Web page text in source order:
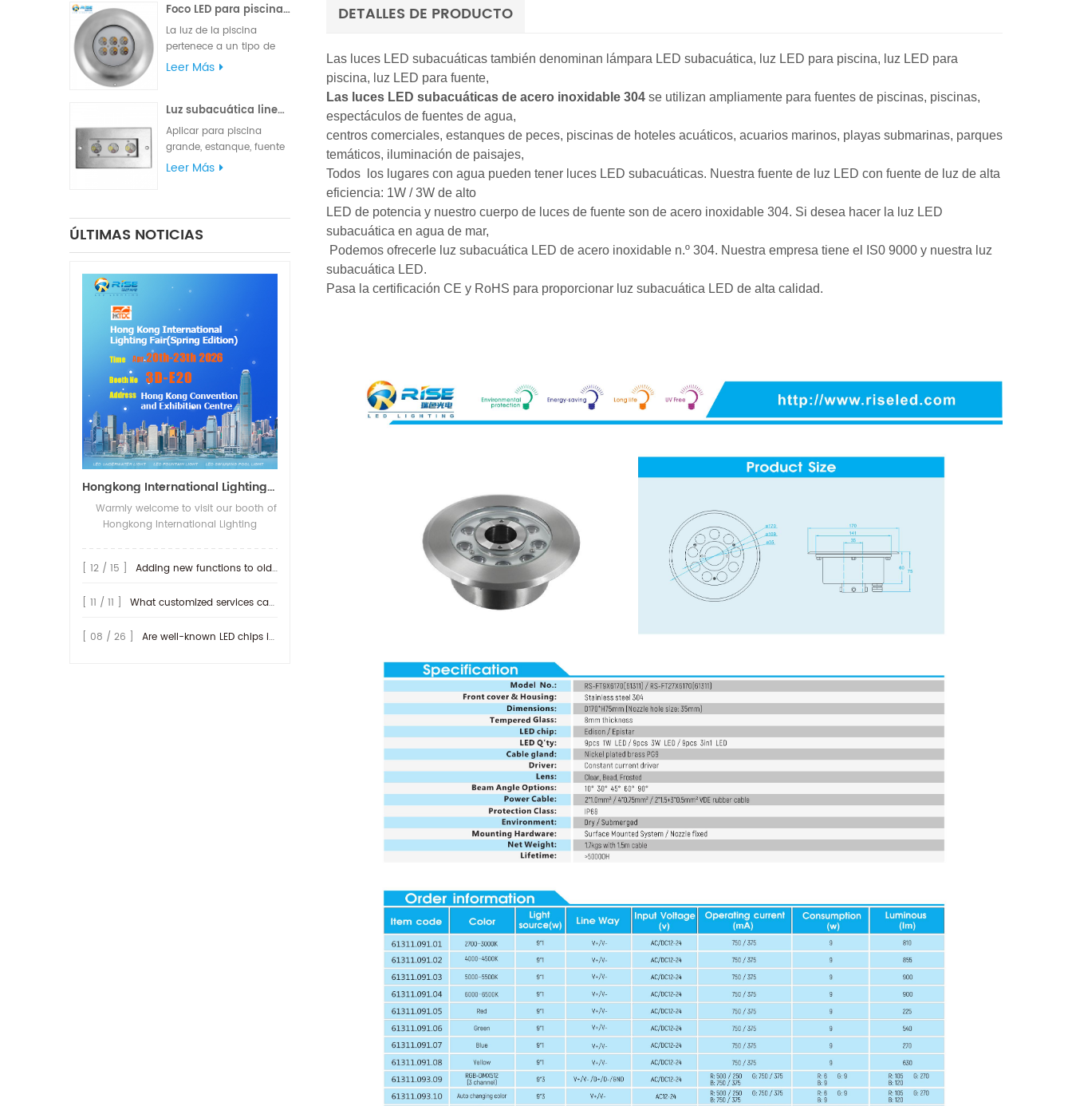
Epistar, suministrado con
cable de goma VDE o
cable de goma UL.
Foco LED para piscina exterior 24W 316L acero inoxidable IP68
La luz de la piscina
pertenece a un tipo de
semáforo que cumple
señalización. La
clasificación de
impermeabilidad IP68 es
iluminación marina, luces
Leer Más
Luz subacuática lineal LED de acero inoxidable 316L
Aplicar para piscina
grande, estanque, fuente
de parque cuadrado o
Leer Más
ÚLTIMAS NOTICIAS
Hongkong International Lighting Show on April 20-23th,2026
Warmly welcome to visit our booth of
Hongkong International Lighting
Convention and Exhibition Centre. We
products, along with their connection
you at our booth! Booth No.: 3D-E20
[ 12 / 15 ] Adding new functions to old lamp
[ 11 / 11 ] What customized services can be provided by RISE ?
[ 08 / 26 ] Are well-known LED chips important for producing LED lamps?
DETALLES DE PRODUCTO
Las luces LED subacuáticas también denominan lámpara LED subacuática, luz LED para piscina, luz LED para
piscina, luz LED para fuente,
Las luces LED subacuáticas de acero inoxidable 304 se utilizan ampliamente para fuentes de piscinas, piscinas,
espectáculos de fuentes de agua,
centros comerciales, estanques de peces, piscinas de hoteles acuáticos, acuarios marinos, playas submarinas, parques
temáticos, iluminación de paisajes,
Todos
los lugares con agua pueden tener luces LED subacuáticas. Nuestra fuente de luz LED con fuente de luz de alta
eficiencia: 1W / 3W de alto
LED de potencia y nuestro cuerpo de luces de fuente son de acero inoxidable 304. Si desea hacer la luz LED
subacuática en agua de mar,
Podemos ofrecerle luz subacuática LED de acero inoxidable n.º 304. Nuestra empresa tiene el IS0 9000 y nuestra luz
subacuática LED.
Pasa la certificación CE y RoHS para proporcionar luz subacuática LED de alta calidad.